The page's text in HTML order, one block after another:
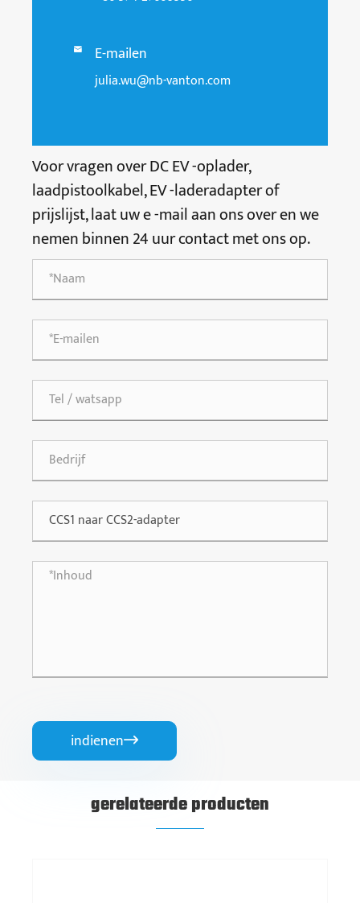
 E-mailen
julia.wu@nb-vanton.com
Voor vragen over DC EV -oplader,
laadpistoolkabel, EV -laderadapter of
prijslijst, laat uw e -mail aan ons over en we
nemen binnen 24 uur contact met ons op.
indienen
gerelateerde producten